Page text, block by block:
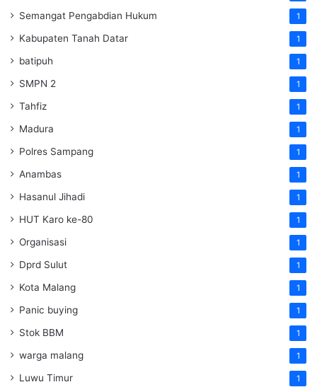
Semangat Pengabdian Hukum 1
Kabupaten Tanah Datar 1
batipuh 1
SMPN 2 1
Tahfiz 1
Madura 1
Polres Sampang 1
Anambas 1
Hasanul Jihadi 1
HUT Karo ke-80 1
Organisasi 1
Dprd Sulut 1
Kota Malang 1
Panic buying 1
Stok BBM 1
warga malang 1
Luwu Timur 1